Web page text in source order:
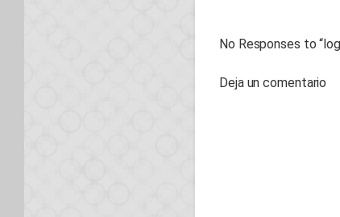
No Responses to “
Deja un comentario